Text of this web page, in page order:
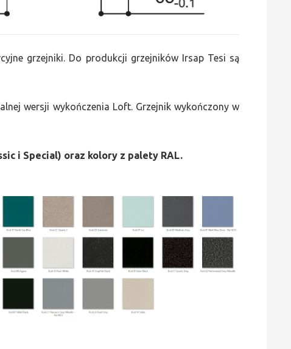
grzejniki. Do produkcji grzejników Irsap Tesi są
wersji wykończenia Loft. Grzejnik wykończony w
i Special) oraz kolory z palety RAL.